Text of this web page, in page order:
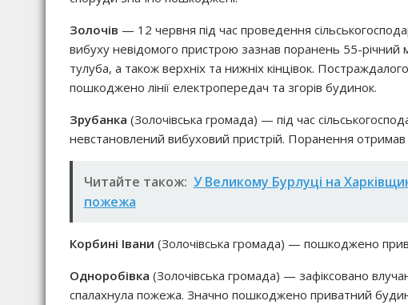
Золочів — 12 червня під час проведення
вибуху невідомого пристрою зазнав поранень 55-річний
тулуба, а також верхніх та нижніх кінцівок.
пошкоджено лінії електропередач та згорів будинок.
Зрубанка (Золочівська громада) — під час
невстановлений вибуховий пристрій. Поранення отримав
Читайте також: У Великому Бурлуці на
пожежа
Корбині Івани (Золочівська громада) — пошкоджено
Одноробівка (Золочівська громада) — зафіксовано
спалахнула пожежа. Значно пошкоджено приватний